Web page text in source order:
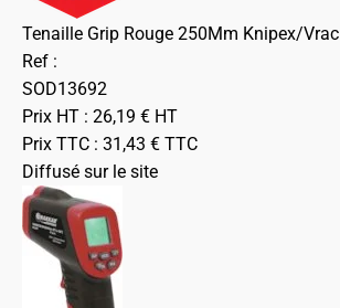
Tenaille Grip Rouge 250Mm Knipex/Vrac
Ref :
SOD13692
Prix HT : 26,19 € HT
Prix TTC : 31,43 € TTC
Diffusé sur le site